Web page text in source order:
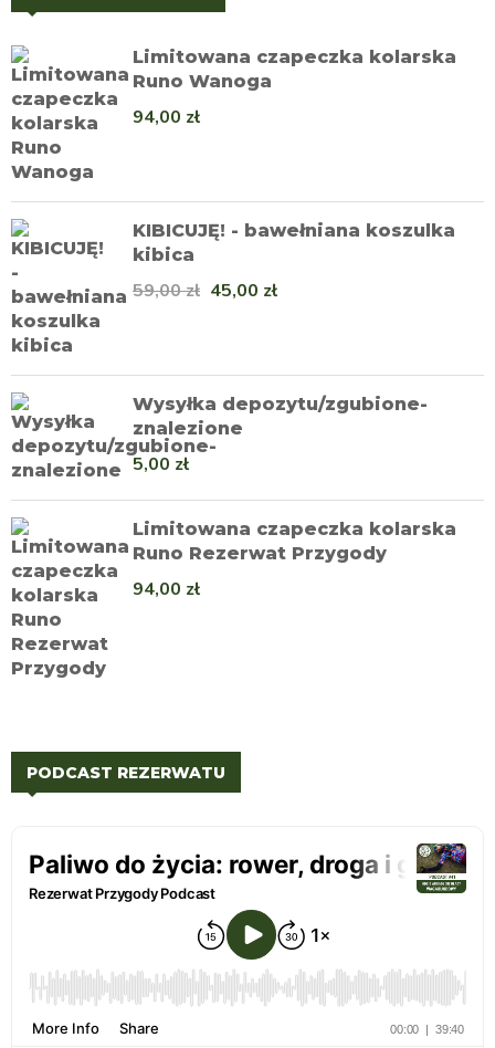
Limitowana czapeczka kolarska
Runo Wanoga
94,00 zł
KIBICUJĘ! - bawełniana koszulka
kibica
59,00zł 45,00 zł
Wysyłka depozytu/zgubione-
znalezione
5,00 zł
Limitowana czapeczka kolarska
Runo Rezerwat Przygody
94,00 zł
PODCAST REZERWATU